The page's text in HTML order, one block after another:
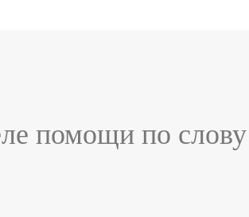
помощи по слову